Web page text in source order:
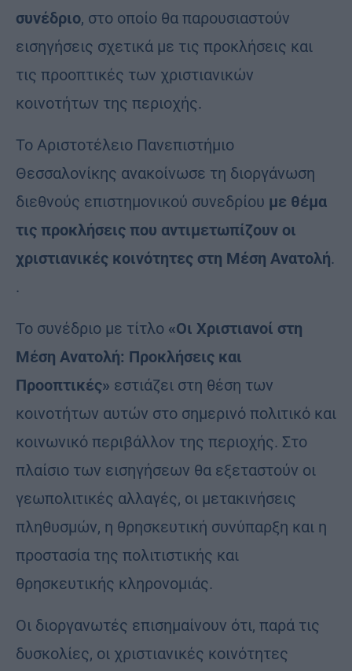
συνέδριο, στο οποίο θα παρουσιαστούν
εισηγήσεις σχετικά με τις προκλήσεις και
τις προοπτικές των χριστιανικών
κοινοτήτων της περιοχής.
Το Αριστοτέλειο Πανεπιστήμιο
Θεσσαλονίκης ανακοίνωσε τη διοργάνωση
διεθνούς επιστημονικού συνεδρίου με θέμα
τις προκλήσεις που αντιμετωπίζουν οι
χριστιανικές κοινότητες στη Μέση Ανατολή.
.
Το συνέδριο με τίτλο «Οι Χριστιανοί στη
Μέση Ανατολή: Προκλήσεις και
Προοπτικές» εστιάζει στη θέση των
κοινοτήτων αυτών στο σημερινό πολιτικό και
κοινωνικό περιβάλλον της περιοχής. Στο
πλαίσιο των εισηγήσεων θα εξεταστούν οι
γεωπολιτικές αλλαγές, οι μετακινήσεις
πληθυσμών, η θρησκευτική συνύπαρξη και η
προστασία της πολιτιστικής και
θρησκευτικής κληρονομιάς.
Οι διοργανωτές επισημαίνουν ότι, παρά τις
δυσκολίες, οι χριστιανικές κοινότητες